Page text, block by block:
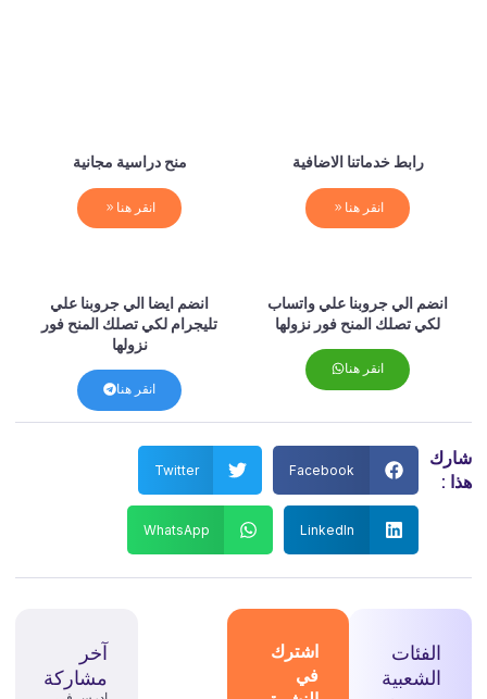
رابط خدماتنا الاضافية
انقر هنا
منح دراسية مجانية
انقر هنا
انضم الي جروبنا علي واتساب
لكي تصلك المنح فور نزولها
انقر هنا
انضم ايضا الي جروبنا علي
تليجرام لكي تصلك المنح فور
نزولها
انقر هنا
شارك
هذا :
Facebook
Twitter
LinkedIn
WhatsApp
الفئات
الشعبية
اشترك
في
آخر
مشاركة